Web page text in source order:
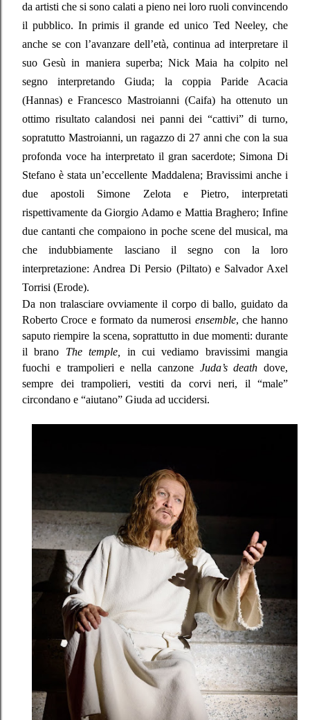
da artisti che si sono calati a pieno nei loro ruoli convincendo
il pubblico. In primis il grande ed unico Ted Neeley, che
anche se con l’avanzare dell’età, continua ad interpretare il
suo Gesù in maniera superba; Nick Maia ha colpito nel
segno interpretando Giuda; la coppia Paride Acacia
(Hannas) e Francesco Mastroianni (Caifa) ha ottenuto un
ottimo risultato calandosi nei panni dei “cattivi” di turno,
sopratutto Mastroianni, un ragazzo di 27 anni che con la sua
profonda voce ha interpretato il gran sacerdote; Simona Di
Stefano è stata un’eccellente Maddalena; Bravissimi anche i
due apostoli Simone Zelota e Pietro, interpretati
rispettivamente da Giorgio Adamo e Mattia Braghero; Infine
due cantanti che compaiono in poche scene del musical, ma
che indubbiamente lasciano il segno con la loro
interpretazione: Andrea Di Persio (Piltato) e Salvador Axel
Torrisi (Erode).
Da non tralasciare ovviamente il corpo di ballo, guidato da
Roberto Croce e formato da numerosi ensemble, che hanno
saputo riempire la scena, soprattutto in due momenti: durante
il brano The temple,
in cui vediamo bravissimi mangia
fuochi e trampolieri e nella canzone Juda’s death dove,
sempre dei trampolieri, vestiti da corvi neri, il “male”
circondano e “aiutano” Giuda ad uccidersi.